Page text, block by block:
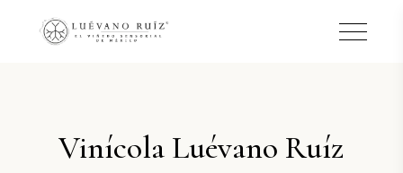
Vinícola Luévano Ruíz